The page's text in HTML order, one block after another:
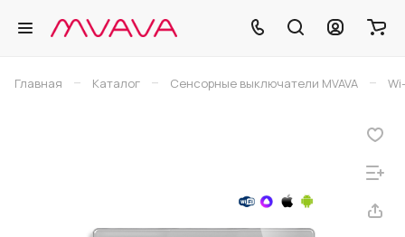
Главная – Каталог – Сенсорные выключатели MVAVA –